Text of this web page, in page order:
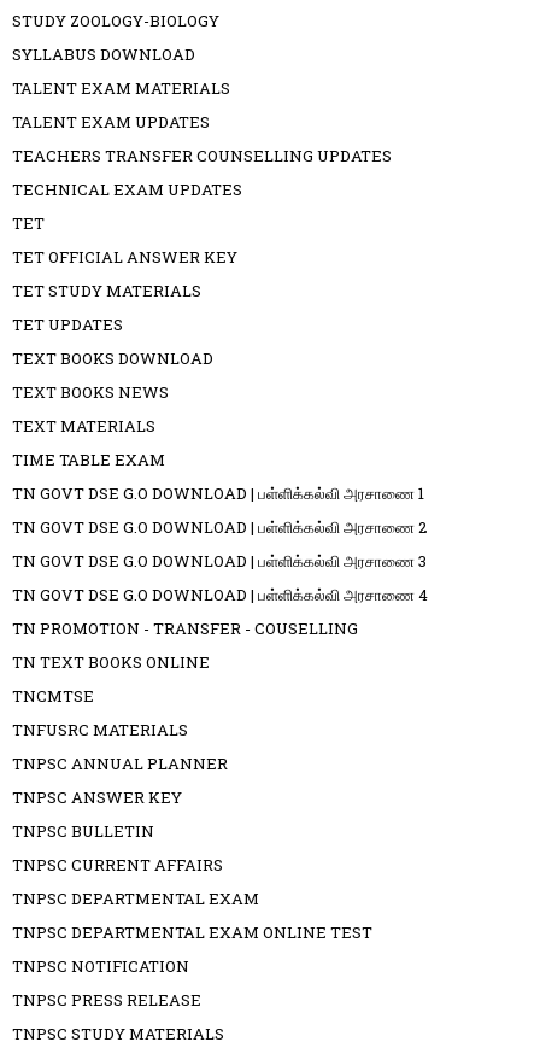
STUDY ZOOLOGY-BIOLOGY
SYLLABUS DOWNLOAD
TALENT EXAM MATERIALS
TALENT EXAM UPDATES
TEACHERS TRANSFER COUNSELLING UPDATES
TECHNICAL EXAM UPDATES
TET
TET OFFICIAL ANSWER KEY
TET STUDY MATERIALS
TET UPDATES
TEXT BOOKS DOWNLOAD
TEXT BOOKS NEWS
TEXT MATERIALS
TIME TABLE EXAM
TN GOVT DSE G.O DOWNLOAD | பள்ளிக்கல்வி அரசாணை 1
TN GOVT DSE G.O DOWNLOAD | பள்ளிக்கல்வி அரசாணை 2
TN GOVT DSE G.O DOWNLOAD | பள்ளிக்கல்வி அரசாணை 3
TN GOVT DSE G.O DOWNLOAD | பள்ளிக்கல்வி அரசாணை 4
TN PROMOTION - TRANSFER - COUSELLING
TN TEXT BOOKS ONLINE
TNCMTSE
TNFUSRC MATERIALS
TNPSC ANNUAL PLANNER
TNPSC ANSWER KEY
TNPSC BULLETIN
TNPSC CURRENT AFFAIRS
TNPSC DEPARTMENTAL EXAM
TNPSC DEPARTMENTAL EXAM ONLINE TEST
TNPSC NOTIFICATION
TNPSC PRESS RELEASE
TNPSC STUDY MATERIALS